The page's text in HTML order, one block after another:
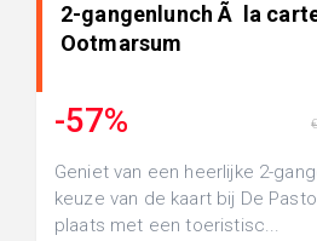
2-gangenlunch Ã la
Ootmarsum
-57%
Geniet van een heerlijke 2-
keuze van de kaart bij De
plaats met een toeristisc...